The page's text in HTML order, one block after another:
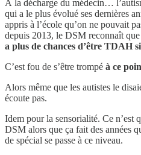
À la décharge du médecin…
qui a le plus évolué ses dernières
appris à l’école qu’on ne pouvait
depuis 2013, le DSM reconnaît que
a plus de chances d’être TDAH
C’est fou de s’être trompé à ce
Alors même que les autistes le
écoute pas.
Idem pour la sensorialité. Ce n’est
DSM alors que ça fait des années
de spécial se passe à ce niveau.